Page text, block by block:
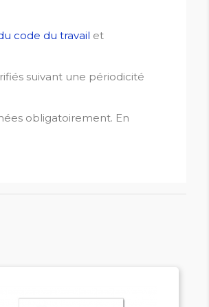
code du travail et
suivant une périodicité
obligatoirement. En